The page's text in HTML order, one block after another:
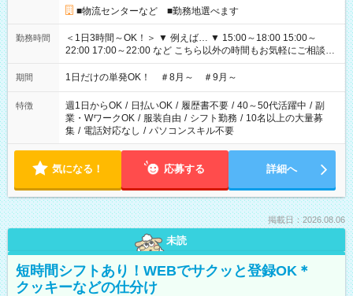
■物流センターなど ■勤務地選べます
勤務時間
＜1日3時間～OK！＞ ▼ 例えば… ▼ 15:00～18:00 15:00～
22:00 17:00～22:00 など こちら以外の時間もお気軽にご相談く
ださい！
期間 1日だけの単発OK！ ＃8月～ ＃9月～
特徴 週1日からOK / 日払いOK / 履歴書不要 / 40～50代活躍中 / 副
業・WワークOK / 服装自由 / シフト勤務 / 10名以上の大量募
集 / 電話対応なし / パソコンスキル不要
気になる！ 応募する 詳細へ
掲載日：2026.08.06
未読
短時間シフトあり！WEBでサクッと登録OK＊
クッキーなどの仕分け